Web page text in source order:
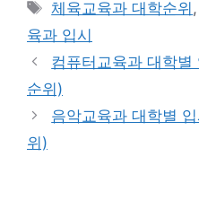
리
태
그
체육교육과 대학순위
육과 입시
컴퓨터교육과 대학
순위)
음악교육과 대학별
위)